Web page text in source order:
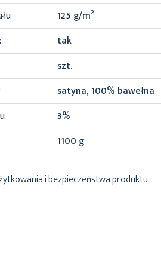
125 g/m²
tak
szt.
satyna, 100% bawełna
3%
1100 g
i bezpieczeństwa produktu